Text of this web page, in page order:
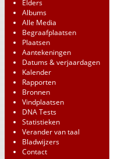
Elders
Albums
Alle Media
Begraafplaatsen
Plaatsen
Aantekeningen
Datums & verjaardagen
Kalender
Rapporten
Bronnen
Vindplaatsen
DNA Tests
Statistieken
Verander van taal
Bladwijzers
Contact